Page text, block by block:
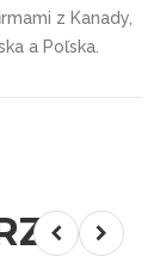
z Kanady,
a Poľska.